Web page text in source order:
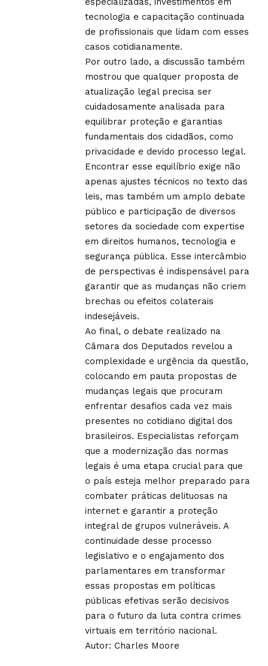
tecnologia e capacitação continuada
de profissionais que lidam com esses
casos cotidianamente.
Por outro lado, a discussão também
mostrou que qualquer proposta de
atualização legal precisa ser
cuidadosamente analisada para
equilibrar proteção e garantias
fundamentais dos cidadãos, como
privacidade e devido processo legal.
Encontrar esse equilíbrio exige não
apenas ajustes técnicos no texto das
leis, mas também um amplo debate
público e participação de diversos
setores da sociedade com expertise
em direitos humanos, tecnologia e
segurança pública. Esse intercâmbio
de perspectivas é indispensável para
garantir que as mudanças não criem
brechas ou efeitos colaterais
indesejáveis.
Ao final, o debate realizado na
Câmara dos Deputados revelou a
complexidade e urgência da questão,
colocando em pauta propostas de
mudanças legais que procuram
enfrentar desafios cada vez mais
presentes no cotidiano digital dos
brasileiros. Especialistas reforçam
que a modernização das normas
legais é uma etapa crucial para que
o país esteja melhor preparado para
combater práticas delituosas na
internet e garantir a proteção
integral de grupos vulneráveis. A
continuidade desse processo
legislativo e o engajamento dos
parlamentares em transformar
essas propostas em políticas
públicas efetivas serão decisivos
para o futuro da luta contra crimes
virtuais em território nacional.
Autor: Charles Moore